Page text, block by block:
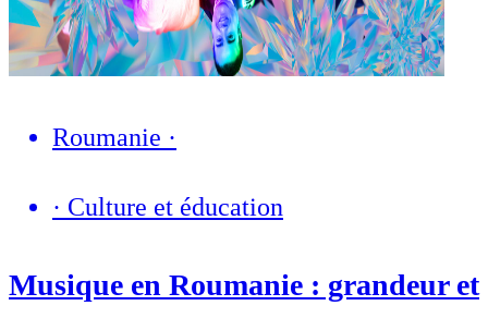
Roumanie ·
· Culture et éducation
Musique en Roumanie : grandeur et